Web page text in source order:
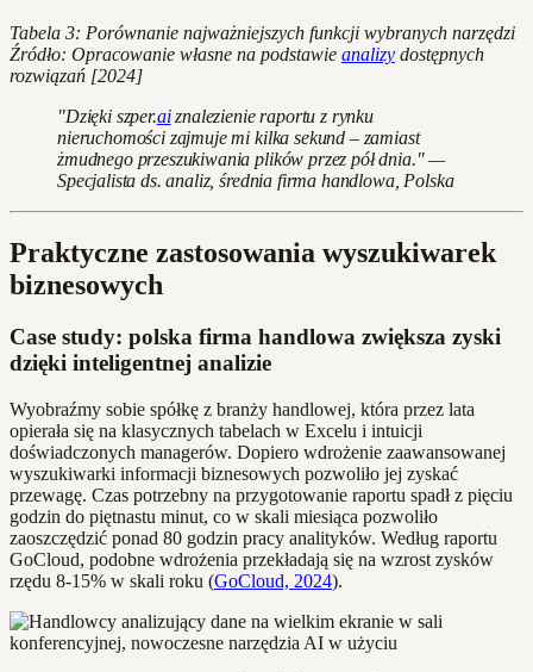
Tabela 3: Porównanie najważniejszych funkcji wybranych narzędzi
Źródło: Opracowanie własne na podstawie analizy dostępnych
rozwiązań [2024]
"Dzięki szper.aiznalezienie raportu z rynku
nieruchomości zajmuje mi kilka sekund – zamiast
żmudnego przeszukiwania plików przez pół dnia." —
Specjalista ds. analiz, średnia firma handlowa, Polska
Praktyczne zastosowania wyszukiwarek
biznesowych
Case study: polska firma handlowa zwiększa zyski
dzięki inteligentnej analizie
Wyobraźmy sobie spółkę z branży handlowej, która przez lata
opierała się na klasycznych tabelach w Excelu i intuicji
doświadczonych managerów. Dopiero wdrożenie zaawansowanej
wyszukiwarki informacji biznesowych pozwoliło jej zyskać
przewagę. Czas potrzebny na przygotowanie raportu spadł z pięciu
godzin do piętnastu minut, co w skali miesiąca pozwoliło
zaoszczędzić ponad 80 godzin pracy analityków. Według raportu
GoCloud, podobne wdrożenia przekładają się na wzrost zysków
rzędu 8-15% w skali roku (GoCloud, 2024).